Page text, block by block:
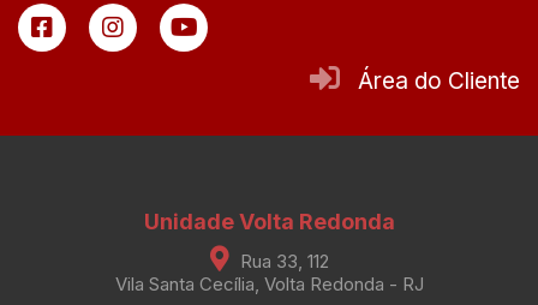
Área do Cliente
Unidade Volta Redonda
Rua 33, 112
Vila Santa Cecília, Volta Redonda - RJ